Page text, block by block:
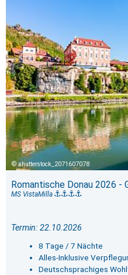
shutterstock_2071607078
Romantische Donau 2026 -
MS VistaMilla
Termin: 22.10.2026
8 Tage / 7 Nächte
Alles-Inklusive
Deutschsprachiges